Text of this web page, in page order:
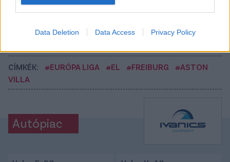
Data Deletion Data Access Privacy Policy
CÍMKÉK: #EURÓPA LIGA #EL #FREIBURG
#ASTON
VILLA
Autópiac